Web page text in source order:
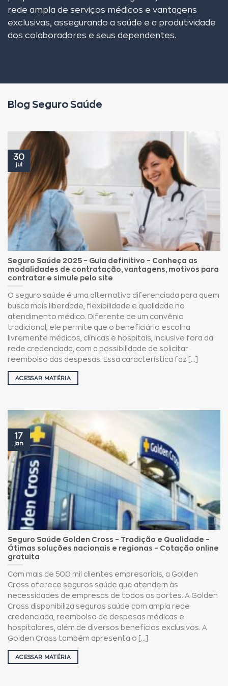
rede ampla de serviços médicos e vantagens
exclusivas, assegurando a saúde e a produtividade
dos colaboradores e seus dependentes.
Blog Seguro Saúde
Seguro Saúde 2025 – Guia definitivo – Conheça as
modalidades de contratação, vantagens, motivos para
contratar e simule pelo site
O seguro saúde é uma alternativa diferenciada para quem
busca mais liberdade, flexibilidade e qualidade no
atendimento médico. Diferente de um convênio
tradicional, ele permite que o beneficiário escolha
livremente médicos, clínicas e hospitais, inclusive fora da
rede credenciada, com a possibilidade de solicitar
reembolso das despesas. Essa característica faz [...]
ACESSAR MATÉRIA
30
jul
Seguro Saúde Golden Cross – Tradição e Qualidade –
Ótimas soluções nacionais e regionas – Cotação online
gratuita
Com mais de 500 mil clientes empresariais, a Golden
Cross oferece seguros saúde que atendem às
necessidades de empresas de todos os portes. A Golden
Cross disponibiliza seguros saúde com ampla rede
credenciada, reembolso de despesas médicas e
hospitalares, além de diversos benefícios exclusivos. A
Golden Cross também apresenta o [...]
ACESSAR MATÉRIA
17
jan